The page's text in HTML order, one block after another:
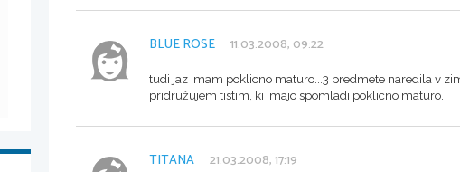
BLUE ROSE 11.03.2008, 09:22
tudi jaz imam poklicno maturo...3 predmete naredila v
pridružujem tistim, ki imajo spomladi poklicno maturo.
TITANA 21.03.2008, 17:19